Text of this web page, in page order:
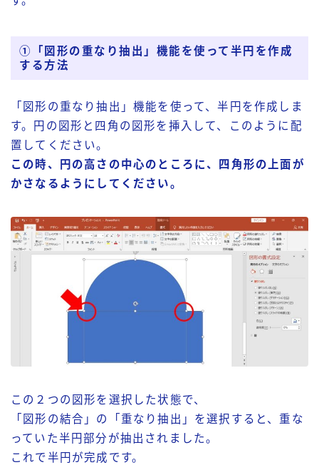
①「図形の重なり抽出」機能を使って半円を作成
する方法
「図形の重なり抽出」機能を使って、半円を作成しま
す。円の図形と四角の図形を挿入して、このように配
置してください。
この時、円の高さの中心のところに、四角形の上面が
かさなるようにしてください。
この２つの図形を選択した状態で、
「図形の結合」の「重なり抽出」を選択すると、重な
っていた半円部分が抽出されました。
これで半円が完成です。